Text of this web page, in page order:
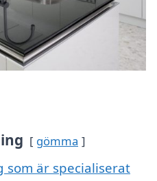
gömma
som är specialiserat